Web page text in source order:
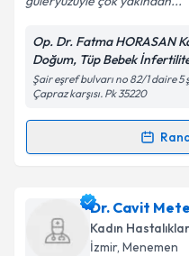
Kişisel verilerimin
Metni'ni okudum
kapsamda
Takvim
Op. Dr. Fatma HORASAN
Doğum, Tüp Bebek
Şair eşref bulvarı no 82/1 daire 5
Çapraz karşısı. Pk 35220
Randevu Takvimi
Op. Dr. Fatma
oluşturun. Size bu
takvim
Dr. Cavit
Kadın
İzmir, Menemen